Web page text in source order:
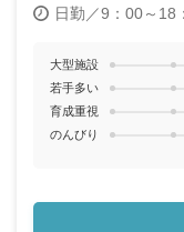
日勤／9：00～18
大型施設
若手多い
育成重視
のんびり